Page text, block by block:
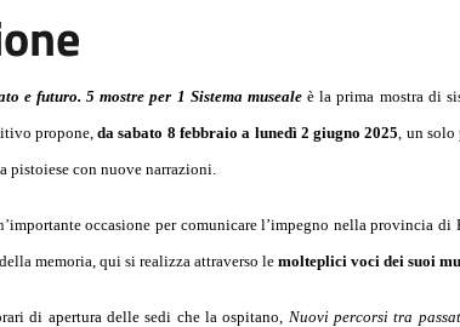
e futuro. 5 mostre per 1 Sistema musealeè la prima mostra di
propone,da sabato 8 febbraio a lunedì 2 giugno 2025, un solo
pistoiese con nuove narrazioni.
importante occasione per comunicare l’impegno nella provincia
memoria, qui si realizza attraverso lemolteplici voci dei suoi
di apertura delle sedi che la ospitano, Nuovi percorsi tra